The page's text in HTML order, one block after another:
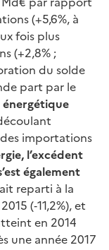
(+5,6%, à
fois plus
(+2,8% ;
du solde
part par le
importations
l’excédent
également
reparti à la
(‑11,2%), et
en 2014
une année 2017